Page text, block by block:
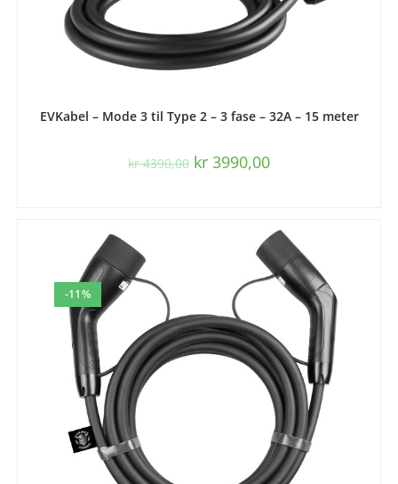
EVKabel – Mode 3 til Type 2 – 3 fase – 32A – 15 meter
kr4390,00 kr 3990,00
-11%